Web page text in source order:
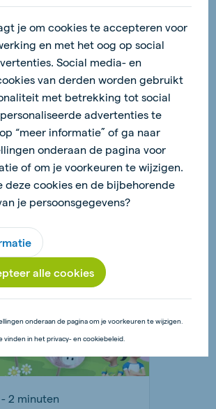
2 minuten
2 minuten
je om cookies te accepteren voor
en met het oog op social
Social media- en
van derden worden gebruikt
met betrekking tot social
advertenties te
“meer informatie” of ga naar
onderaan de pagina voor
of om je voorkeuren te wijzigen.
deze cookies en de bijbehorende
je persoonsgegevens?
alle cookies
onderaan de pagina om je voorkeuren te wijzigen.
vinden in het privacy- en cookiebeleid.